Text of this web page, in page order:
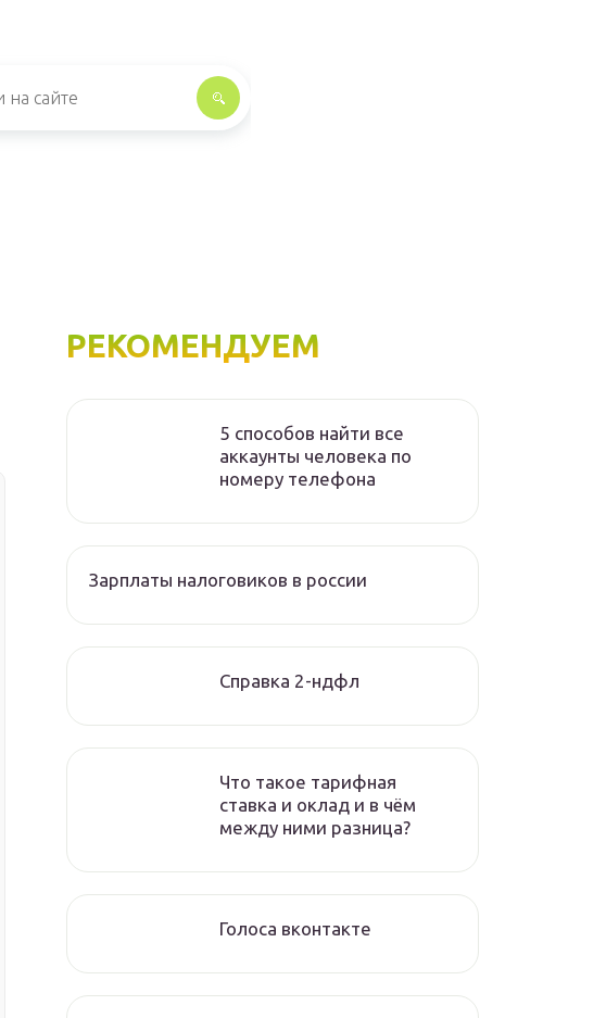
РЕКОМЕНДУЕМ
5 способов найти все
аккаунты человека по
номеру телефона
Зарплаты налоговиков в россии
Справка 2-ндфл
Что такое тарифная
ставка и оклад и в чём
между ними разница?
Голоса вконтакте